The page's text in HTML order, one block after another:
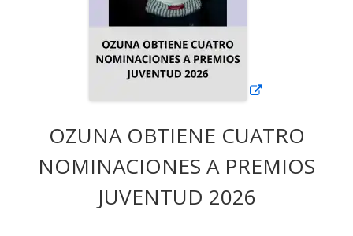
OZUNA OBTIENE CUATRO
NOMINACIONES A PREMIOS
JUVENTUD 2026